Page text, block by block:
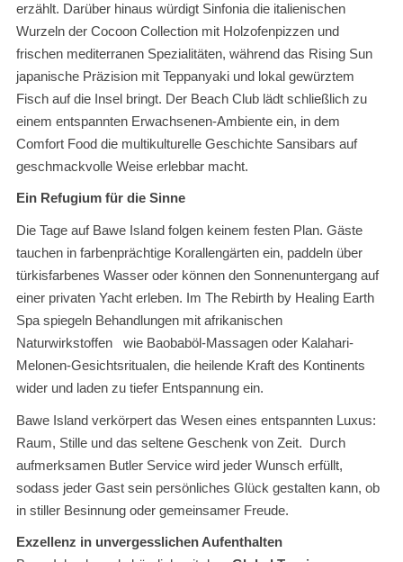
erzählt. Darüber hinaus würdigt Sinfonia die italienischen
Wurzeln der Cocoon Collection mit Holzofenpizzen und
frischen mediterranen Spezialitäten, während das Rising Sun
japanische Präzision mit Teppanyaki und lokal gewürztem
Fisch auf die Insel bringt. Der Beach Club lädt schließlich zu
einem entspannten Erwachsenen-Ambiente ein, in dem
Comfort Food die multikulturelle Geschichte Sansibars auf
geschmackvolle Weise erlebbar macht.
Ein Refugium für die Sinne
Die Tage auf Bawe Island folgen keinem festen Plan. Gäste
tauchen in farbenprächtige Korallengärten ein, paddeln über
türkisfarbenes Wasser oder können den Sonnenuntergang auf
einer privaten Yacht erleben. Im The Rebirth by Healing Earth
Spa spiegeln Behandlungen mit afrikanischen
Naturwirkstoffen wie Baobaböl-Massagen oder Kalahari-
Melonen-Gesichtsritualen, die heilende Kraft des Kontinents
wider und laden zu tiefer Entspannung ein.
Bawe Island verkörpert das Wesen eines entspannten Luxus:
Raum, Stille und das seltene Geschenk von Zeit. Durch
aufmerksamen Butler Service wird jeder Wunsch erfüllt,
sodass jeder Gast sein persönliches Glück gestalten kann, ob
in stiller Besinnung oder gemeinsamer Freude.
Exzellenz in unvergesslichen Aufenthalten